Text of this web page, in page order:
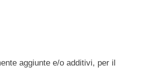
aggiunte e/o additivi, per il